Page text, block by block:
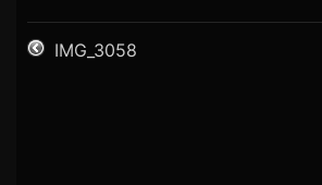
IMG_3058